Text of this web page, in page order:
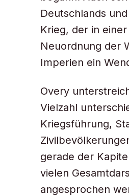
Deutschlands
Krieg, der in
Neuordnung der
Imperien ein
Overy
Vielzahl
Kriegsführung,
gerade der
vielen
angesprochen